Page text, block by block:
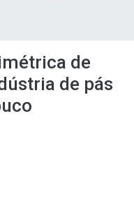
de
de pás